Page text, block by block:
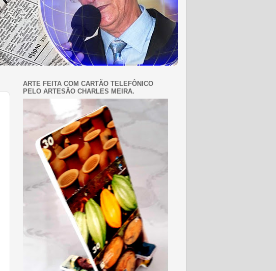
ARTE FEITA COM CARTÃO TELEFÔNICO
PELO ARTESÃO CHARLES MEIRA.